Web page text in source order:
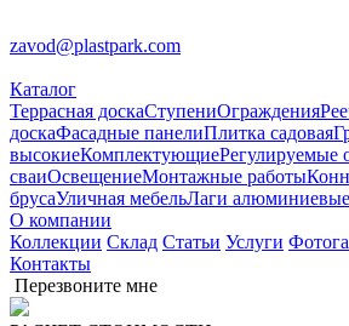
zavod@plastpark.com
Каталог
Террасная доскаСтупениОграждения
доскаФасадные панелиПлитка садовая
высокиеКомплектующиеРегулируемые
сваиОсвещениеМонтажные работы
брусаУличная мебельЛаги алюминиевые
О компании
Коллекции Склад Статьи Услуги
Контакты
Перезвоните мне